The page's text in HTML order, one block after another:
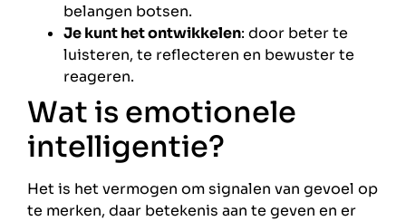
belangen botsen.
Je kunt het ontwikkelen: door beter te
luisteren, te reflecteren en bewuster te
reageren.
Wat is emotionele
intelligentie?
Het is het vermogen om signalen van gevoel op
te merken, daar betekenis aan te geven en er